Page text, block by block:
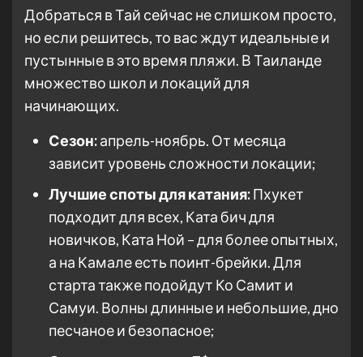
Добраться в Тай сейчас не слишком просто,
но если решитесь, то вас ждут идеальные и
пустынные в это время пляжи. В Таиланде
множество школ и локаций для
начинающих.
Сезон:апрель-ноябрь. От месяца
зависит уровень сложности локации;
Лучшие споты для катания:Пхукет
подходит для всех, Ката бич для
новичков, Ката Ной – для более опытных,
а на Камале есть поинт-брейки. Для
старта также подойдут Ко Самит и
Самуи. Волны длинные и небольшие, дно
песчаное и безопасное;